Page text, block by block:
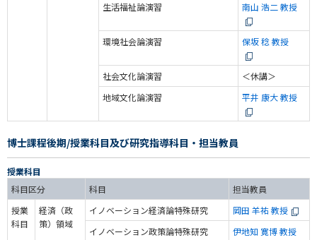
生活福祉論演習 南山 浩二 教授
環境社会論演習 保坂 稔 教授
社会文化論演習
＜休講＞
地域文化論演習
平井 康大 教授
博士課程後期/授業科目及び研究指導科目・担当教員
授業科目
科目区分
科目
担当教員
授業
科目
経済（政
策）領域
イノベーション経済論特殊研究
岡田 羊祐 教授
イノベーション政策論特殊研究
伊地知 寛博 教授